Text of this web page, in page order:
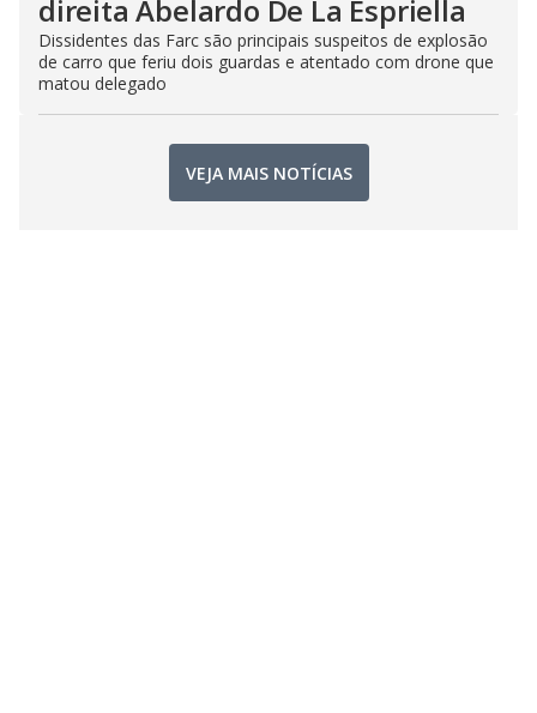
direita Abelardo De La Espriella
Dissidentes das Farc são principais suspeitos de explosão
de carro que feriu dois guardas e atentado com drone que
matou delegado
VEJA MAIS NOTÍCIAS